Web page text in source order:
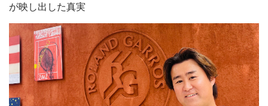
が映し出した真実